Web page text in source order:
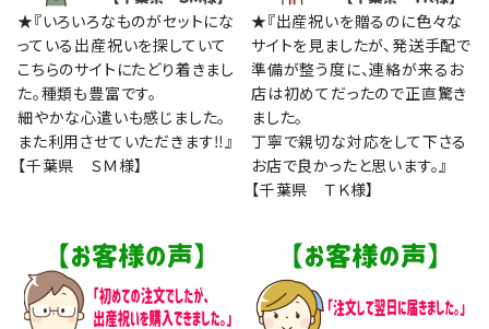
★『いろいろなものがセットにな
っている出産祝いを探していて
こちらのサイトにたどり着きまし
た。種類も豊富です。
細やかな心遣いも感じました。
また利用させていただきます‼』
【千葉県 ＳＭ様】
★『出産祝いを贈るのに色々な
サイトを見ましたが、発送手配で
準備が整う度に、連絡が来るお
店は初めてだったので正直驚き
ました。
丁寧で親切な対応をして下さる
お店で良かったと思います。』
【千葉県 ＴＫ様】